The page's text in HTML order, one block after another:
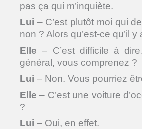
pas ça qui m’inquiète.
Lui – C’est plutôt moi qui
non ? Alors qu’est-ce qu’il
Elle – C’est difficile à
général, vous comprenez ?
Lui – Non. Vous pourriez
Elle – C’est une voiture
?
Lui – Oui, en effet.